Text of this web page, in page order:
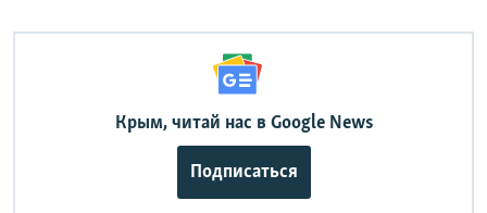
Крым, читай нас в Google News
Подписаться